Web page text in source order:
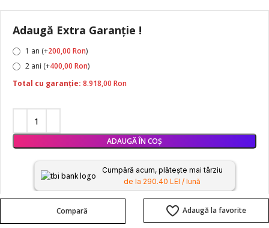
Adaugă Extra Garanție !
1 an (+200,00 Ron)
2 ani (+400,00 Ron)
Total cu garanție: 8.918,00 Ron
ADAUGĂ ÎN COȘ
Cumpără acum, plătește mai târziu
de la 290.40 LEI / lună
Compară Adaugă la favorite